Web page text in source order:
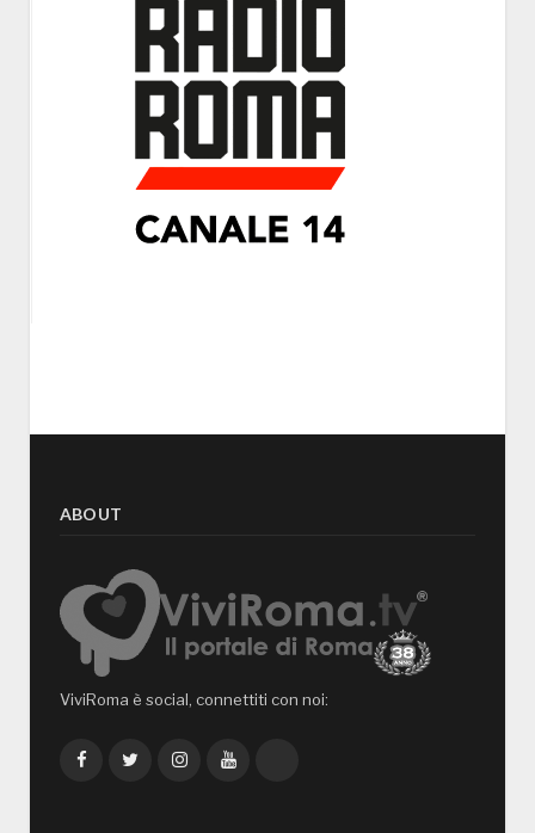
ABOUT
ViviRoma è social, connettiti con noi:
FacebookTwitterInstagramYouTube